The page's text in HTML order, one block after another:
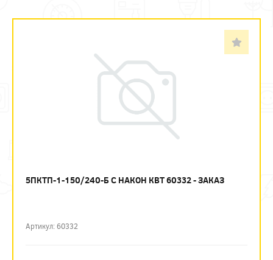
5ПКТП-1-150/240-Б С НАКОН КВТ 60332 - ЗАКАЗ
Артикул: 60332